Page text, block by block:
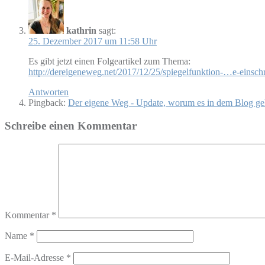
kathrin sagt:
25. Dezember 2017 um 11:58 Uhr
Es gibt jetzt einen Folgeartikel zum Thema:
http://dereigeneweg.net/2017/12/25/spiegelfunktion-…e-
Antworten
Pingback: Der eigene Weg - Update, worum es in dem Blog
Schreibe einen Kommentar
Kommentar *
Name *
E-Mail-Adresse *